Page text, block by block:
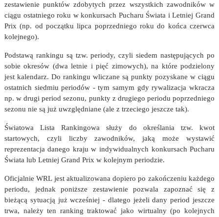
zestawienie punktów zdobytych przez wszystkich zawodników w
ciągu ostatniego roku w konkursach Pucharu Świata i Letniej Grand
Prix (np. od początku lipca poprzedniego roku do końca czerwca
kolejnego).
Podstawą rankingu są tzw. periody, czyli siedem następujących po
sobie okresów (dwa letnie i pięć zimowych), na które podzielony
jest kalendarz. Do rankingu wliczane są punkty pozyskane w ciągu
ostatnich siedmiu periodów - tym samym gdy rywalizacja wkracza
np. w drugi period sezonu, punkty z drugiego periodu poprzedniego
sezonu nie są już uwzględniane (ale z trzeciego jeszcze tak).
Światowa Lista Rankingowa służy do określania tzw. kwot
startowych, czyli liczby zawodników, jaką może wystawić
reprezentacja danego kraju w indywidualnych konkursach Pucharu
Świata lub Letniej Grand Prix w kolejnym periodzie.
Oficjalnie WRL jest aktualizowana dopiero po zakończeniu każdego
periodu, jednak poniższe zestawienie pozwala zapoznać się z
bieżącą sytuacją już wcześniej - dlatego jeżeli dany period jeszcze
trwa, należy ten ranking traktować jako wirtualny (po kolejnych